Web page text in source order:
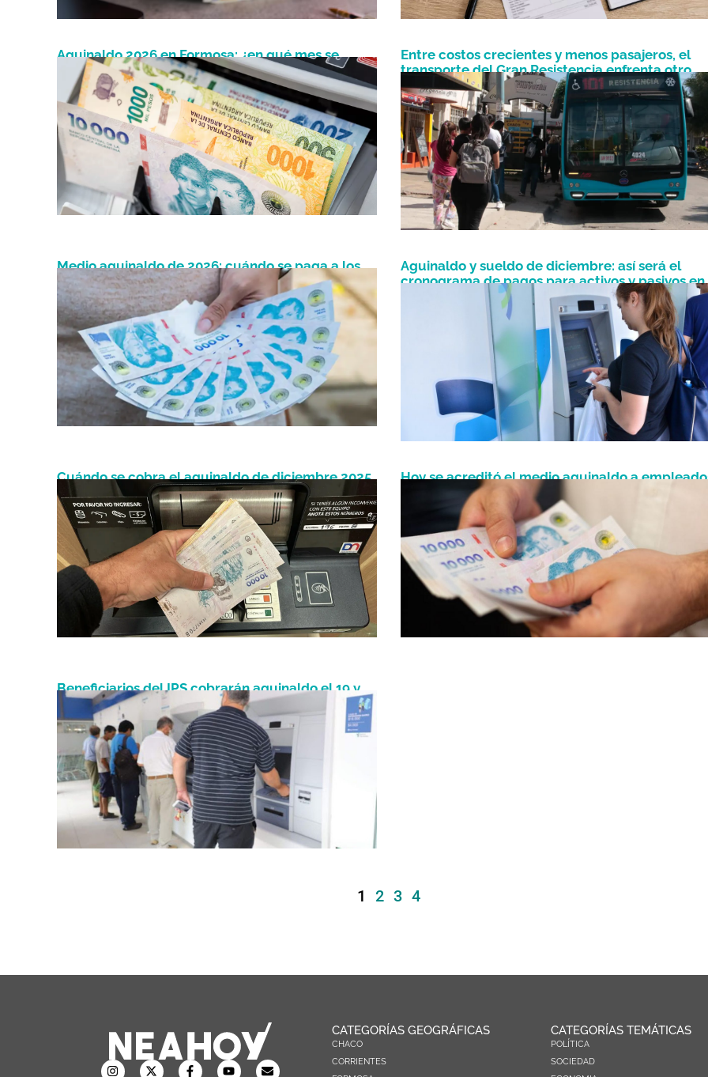
Aguinaldo 2026 en Formosa: ¿en qué mes se
cobra y cómo es el cálculo de cuánto se abona?
Junio 1, 2026
Entre costos crecientes y menos pasajeros, el
transporte del Gran Resistencia enfrenta otro
desafío
Mayo 30, 2026
Medio aguinaldo de 2026: cuándo se paga a los
trabajadores y cómo calcular el monto
Mayo 9, 2026
Aguinaldo y sueldo de diciembre: así será el
cronograma de pagos para activos y pasivos en
Cuándo se cobra el aguinaldo de diciembre 2025
en Argentina
Diciembre 2, 2025
Hoy se acreditó el medio aguinaldo a
públicos y pasivos en Misiones
Beneficiarios del IPS cobrarán aguinaldo el 19 y
sueldos desde el 26 de junio
Junio 18, 2025
1 2 3 4
CATEGORÍAS GEOGRÁFICAS
CHACO
CORRIENTES
CATEGORÍAS TEMÁTICAS
POLÍTICA
SOCIEDAD